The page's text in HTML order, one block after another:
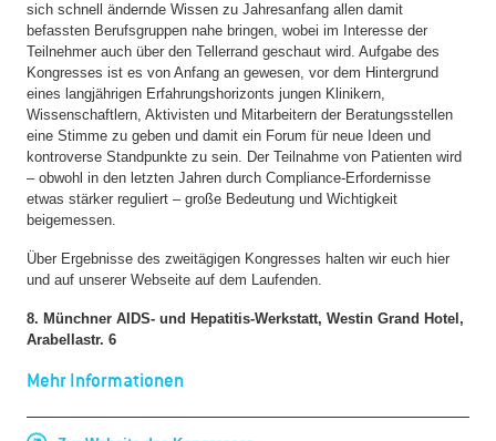
sich schnell ändernde Wissen zu Jahresanfang allen damit
befassten Berufsgruppen nahe bringen, wobei im Interesse der
Teilnehmer auch über den Tellerrand geschaut wird. Aufgabe des
Kongresses ist es von Anfang an gewesen, vor dem Hintergrund
eines langjährigen Erfahrungshorizonts jungen Klinikern,
Wissenschaftlern, Aktivisten und Mitarbeitern der Beratungsstellen
eine Stimme zu geben und damit ein Forum für neue Ideen und
kontroverse Standpunkte zu sein. Der Teilnahme von Patienten wird
– obwohl in den letzten Jahren durch Compliance-Erfordernisse
etwas stärker reguliert – große Bedeutung und Wichtigkeit
beigemessen.
Über Ergebnisse des zweitägigen Kongresses halten wir euch hier
und auf unserer Webseite auf dem Laufenden.
8. Münchner AIDS- und Hepatitis-Werkstatt, Westin Grand Hotel,
Arabellastr. 6
Mehr Informationen